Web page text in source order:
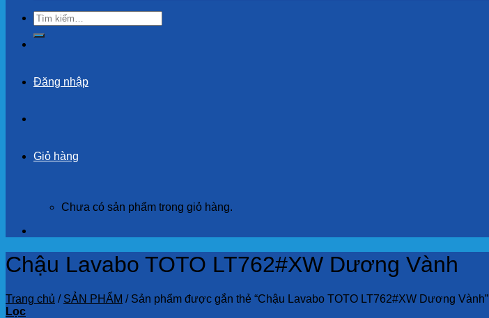
Tìm
kiếm:
Đăng nhập
Giỏ hàng
Chưa có sản phẩm trong giỏ hàng.
Chậu Lavabo TOTO LT762#XW Dương Vành
Trang chủ / SẢN PHẨM /Sản phẩm được gắn thẻ “Chậu Lavabo TOTO LT762#XW Dương Vành”
Lọc